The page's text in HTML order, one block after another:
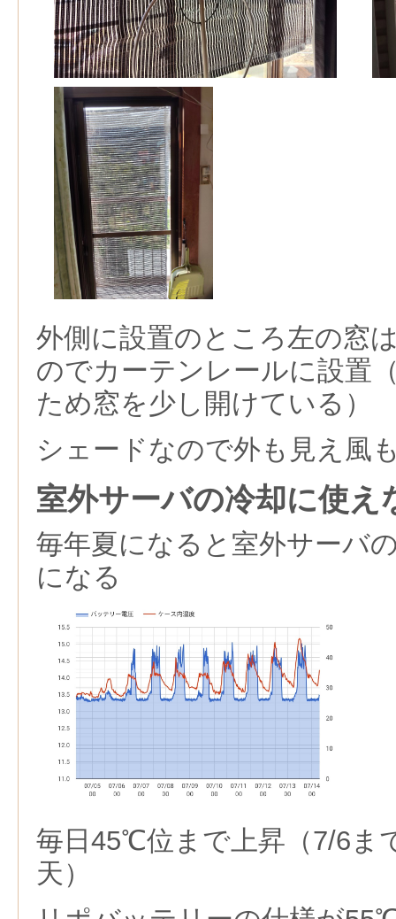
外側に設置のところ左の窓
のでカーテンレールに設置
ため窓を少し開けている）
シェードなので外も見え風
室外サーバの冷却に使え
毎年夏になると室外サーバ
になる
毎日45℃位まで上昇（7/6ま
天）